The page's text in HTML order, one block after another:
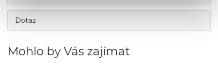
Dotaz
Mohlo by Vás zajímat